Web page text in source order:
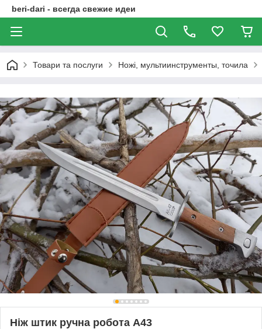
beri-dari - всегда свежие идеи
Товари та послуги Ножі, мультиинструменты, точила
Ніж штик ручна робота А43